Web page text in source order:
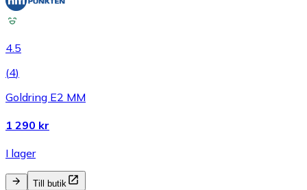
4.5
(4)
Goldring E2 MM
1 290 kr
I lager
Till butik